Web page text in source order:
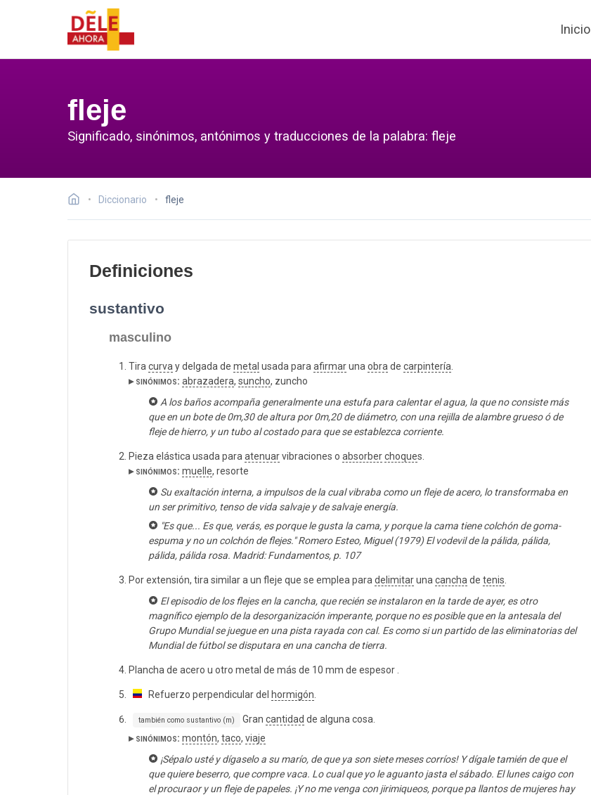
Inicio
fleje
Significado, sinónimos, antónimos y traducciones de la palabra: fleje
Diccionario fleje
Definiciones
sustantivo
masculino
Tiracurvay delgada de metal usada paraafirmarunaobrade carpintería.
▸ sinónimos: abrazadera, suncho, zuncho
A los baños acompaña generalmente una estufa para calentar el agua, la que no consiste más
que en un bote de 0m,30 de altura por 0m,20 de diámetro, con una rejilla de alambre grueso ó de
fleje de hierro, y un tubo al costado para que se establezca corriente.
Pieza elástica usada paraatenuarvibraciones o absorberchoques.
▸ sinónimos: muelle, resorte
Su exaltación interna, a impulsos de la cual vibraba como un fleje de acero, lo transformaba en
un ser primitivo, tenso de vida salvaje y de salvaje energía.
"Es que... Es que, verás, es porque le gusta la cama, y porque la cama tiene colchón de goma-
espuma y no un colchón de flejes." Romero Esteo, Miguel (1979) El vodevil de la pálida, pálida,
pálida, pálida rosa. Madrid: Fundamentos, p. 107
Por extensión, tira similar a un fleje que se emplea para delimitaruna cancha de tenis
El episodio de los flejes en la cancha, que recién se instalaron en la tarde de ayer, es otro
magnífico ejemplo de la desorganización imperante, porque no es posible que en la antesala del
Grupo Mundial se juegue en una pista rayada con cal. Es como si un partido de las eliminatorias del
Mundial de fútbol se disputara en una cancha de tierra.
Plancha de acero u otro metal de más de 10 mm de espesor .
Refuerzo perpendicular del hormigón
también como sustantivo (m) Gran cantidad de alguna cosa.
▸ sinónimos: montón, taco, viaje
¡Sépalo usté y dígaselo a su marío, de que ya son siete meses corríos! Y dígale tamién de que el
que quiere beserro, que compre vaca. Lo cual que yo le aguanto jasta el sábado. El lunes caigo con
el procuraor y un fleje de papeles. ¡Y no me venga con jirimiqueos, porque pa llantos de mujeres hay